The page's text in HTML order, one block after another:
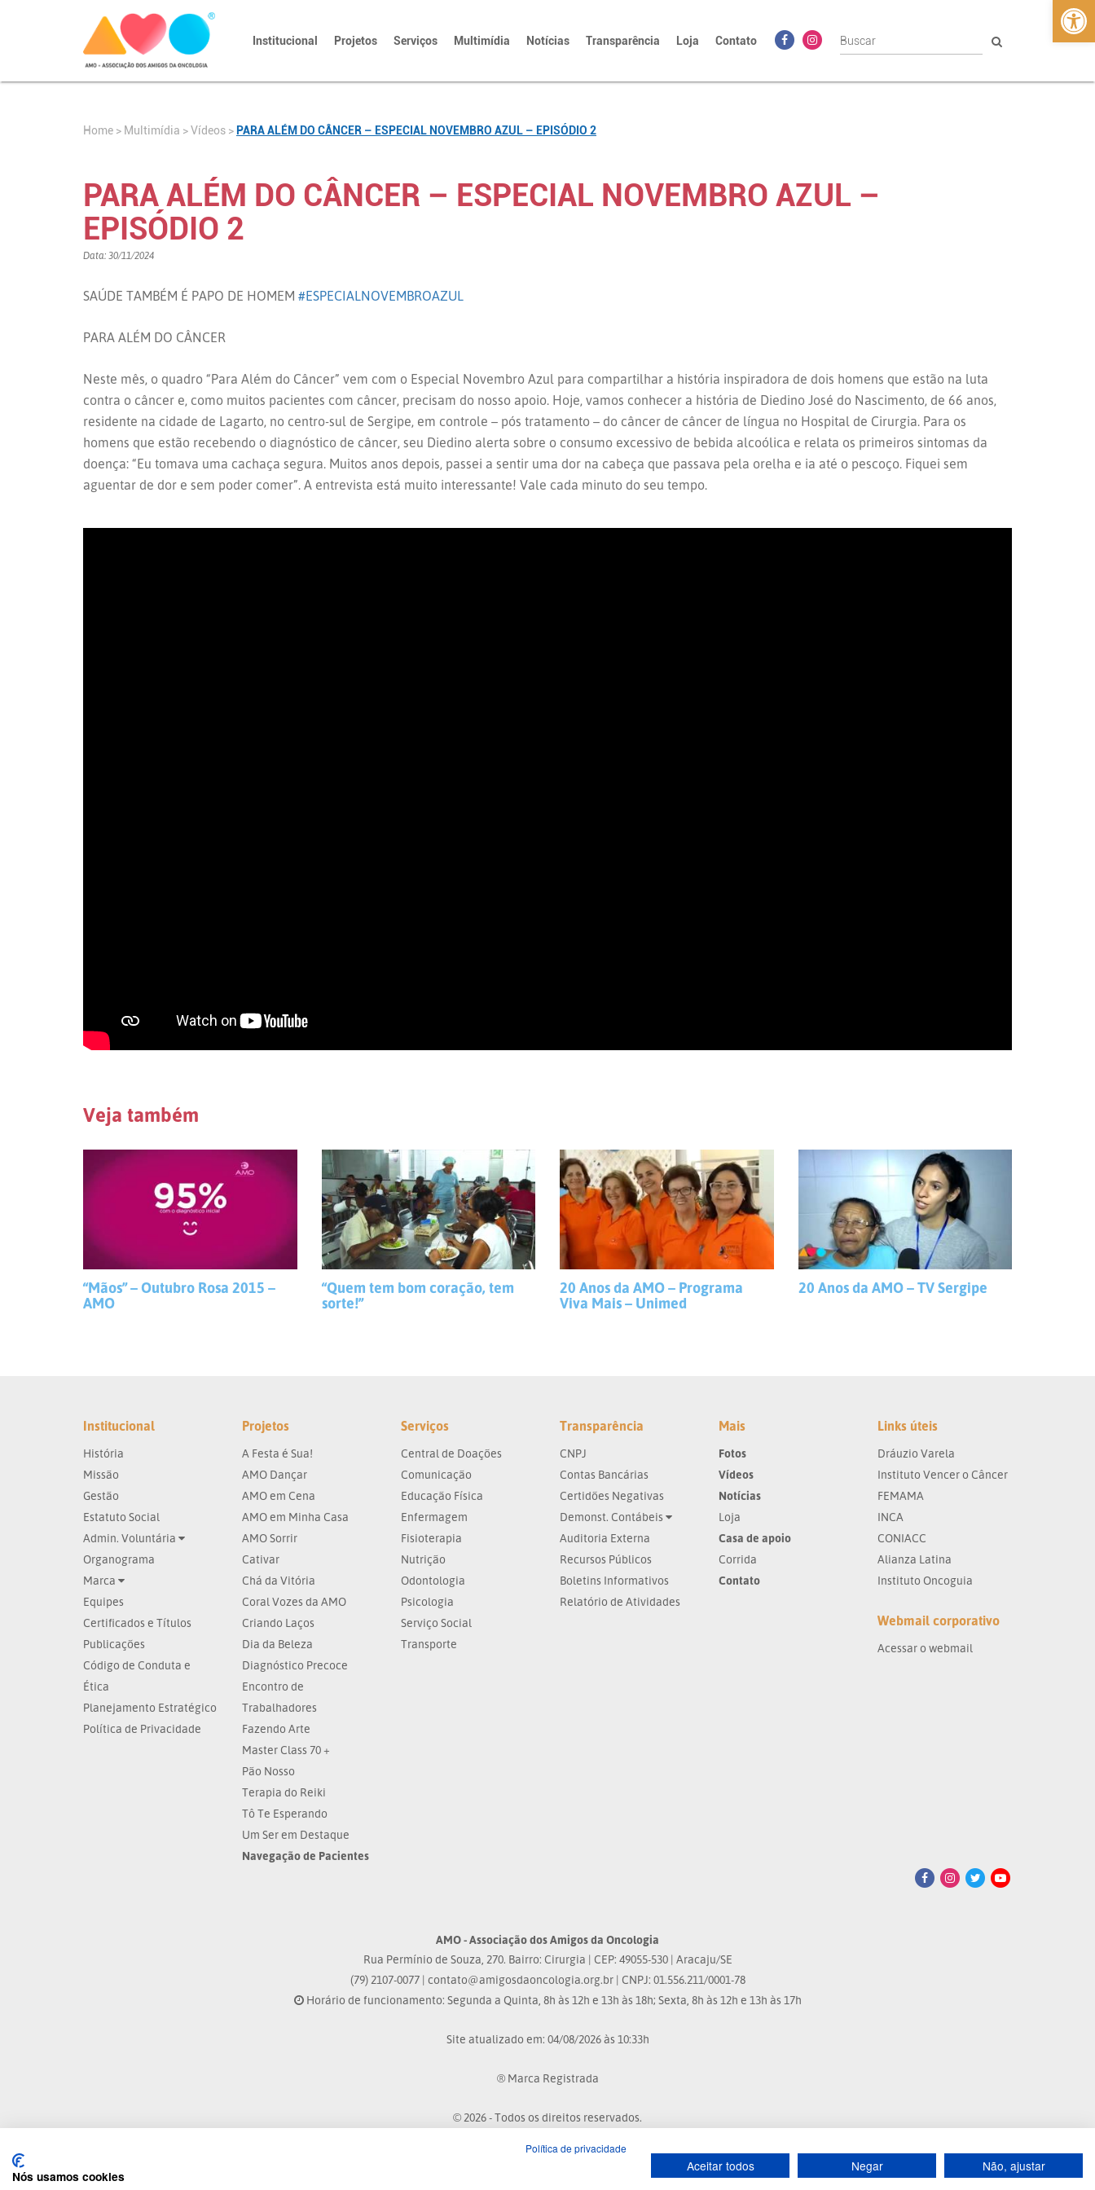
Institucional Projetos Serviços Multimídia Notícias Transparência Loja Contato
Home > Multimídia >Vídeos > PARA ALÉM DO CÂNCER – ESPECIAL NOVEMBRO AZUL – EPISÓDIO 2
PARA ALÉM DO CÂNCER – ESPECIAL NOVEMBRO AZUL –
EPISÓDIO 2
Data: 30/11/2024
SAÚDE TAMBÉM É PAPO DE HOMEM #ESPECIALNOVEMBROAZUL
PARA ALÉM DO CÂNCER
Neste mês, o quadro “Para Além do Câncer” vem com o Especial Novembro Azul para compartilhar a história inspiradora de dois homens que estão na luta
contra o câncer e, como muitos pacientes com câncer, precisam do nosso apoio. Hoje, vamos conhecer a história de Diedino José do Nascimento, de 66 anos,
residente na cidade de Lagarto, no centro-sul de Sergipe, em controle – pós tratamento – do câncer de câncer de língua no Hospital de Cirurgia. Para os
homens que estão recebendo o diagnóstico de câncer, seu Diedino alerta sobre o consumo excessivo de bebida alcoólica e relata os primeiros sintomas da
doença: “Eu tomava uma cachaça segura. Muitos anos depois, passei a sentir uma dor na cabeça que passava pela orelha e ia até o pescoço. Fiquei sem
aguentar de dor e sem poder comer”. A entrevista está muito interessante! Vale cada minuto do seu tempo.
Veja também
“Mãos” – Outubro Rosa 2015 –
AMO
“Quem tem bom coração, tem
sorte!”
20 Anos da AMO – Programa
Viva Mais – Unimed
20 Anos da AMO – TV Sergipe
Institucional
História
Missão
Gestão
Estatuto Social
Admin. Voluntária
Organograma
Marca
Equipes
Certificados e Títulos
Publicações
Código de Conduta e
Ética
Planejamento Estratégico
Política de Privacidade
Projetos
A Festa é Sua!
AMO Dançar
AMO em Cena
AMO em Minha Casa
AMO Sorrir
Cativar
Chá da Vitória
Coral Vozes da AMO
Criando Laços
Dia da Beleza
Diagnóstico Precoce
Encontro de
Trabalhadores
Fazendo Arte
Master Class 70 +
Pão Nosso
Terapia do Reiki
Tô Te Esperando
Um Ser em Destaque
Navegação de Pacientes
Serviços
Central de Doações
Comunicação
Educação Física
Enfermagem
Fisioterapia
Nutrição
Odontologia
Psicologia
Serviço Social
Transporte
Transparência
CNPJ
Contas Bancárias
Certidões Negativas
Demonst. Contábeis
Auditoria Externa
Recursos Públicos
Boletins Informativos
Relatório de Atividades
Mais
Fotos
Vídeos
Notícias
Loja
Casa de apoio
Corrida
Contato
Links úteis
Dráuzio Varela
Instituto Vencer o Câncer
FEMAMA
INCA
CONIACC
Alianza Latina
Instituto Oncoguia
Webmail corporativo
Acessar o webmail
AMO - Associação dos Amigos da Oncologia
Rua Permínio de Souza, 270. Bairro: Cirurgia | CEP: 49055-530 | Aracaju/SE
(79) 2107-0077 | contato@amigosdaoncologia.org.br| CNPJ: 01.556.211/0001-78
Horário de funcionamento: Segunda a Quinta, 8h às 12h e 13h às 18h; Sexta, 8h às 12h e 13h às 17h
Site atualizado em: 04/08/2026 às 10:33h
® Marca Registrada
© 2026 - Todos os direitos reservados.
Política de privacidade
Nós usamos cookies
Aceitar todos Negar Não, ajustar